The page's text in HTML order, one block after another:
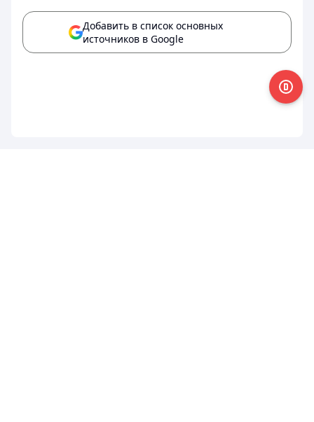
Добавить в список основных
источников в Google